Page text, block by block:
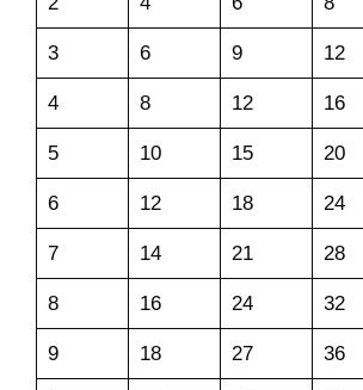
3 6 9 12
4 8 12 16
5 10 15 20
6 12 18 24
7 14 21 28
8 16 24 32
9 18 27 36